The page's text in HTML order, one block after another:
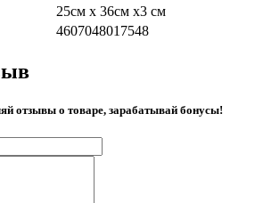
25см х 36см х3 см
4607048017548
отзывы о товаре, зарабатывай бонусы!